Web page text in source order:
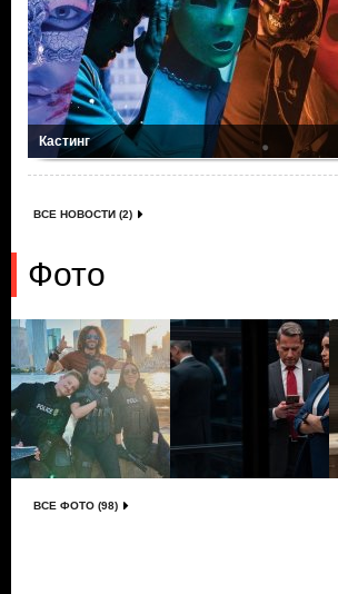
Кастинг
ВСЕ НОВОСТИ (2)
Фото
ВСЕ ФОТО (98)